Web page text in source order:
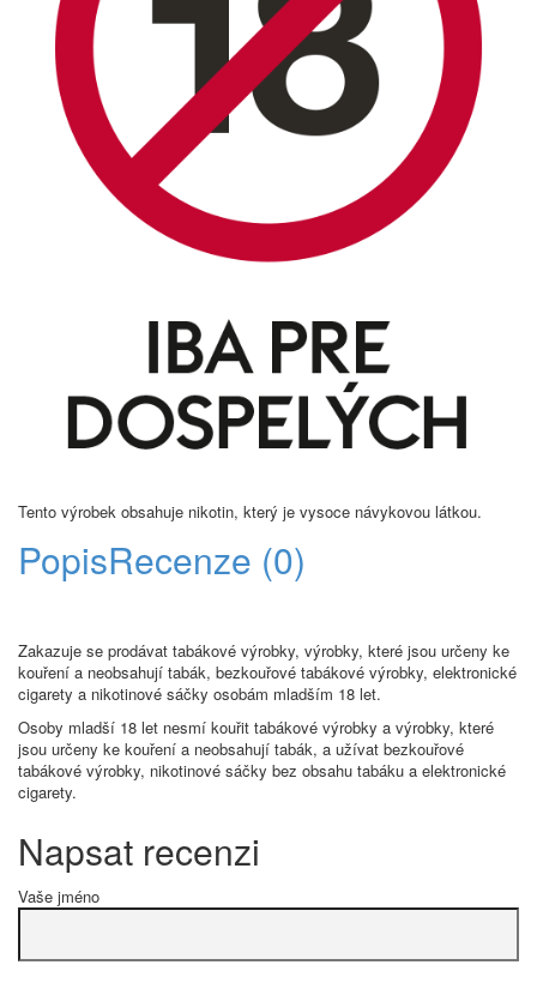
Tento výrobek obsahuje nikotin, který je vysoce návykovou látkou.
PopisRecenze (0)
Zakazuje se prodávat tabákové výrobky, výrobky, které jsou určeny ke
kouření a neobsahují tabák, bezkouřové tabákové výrobky, elektronické
cigarety a nikotinové sáčky osobám mladším 18 let.
Osoby mladší 18 let nesmí kouřit tabákové výrobky a výrobky, které
jsou určeny ke kouření a neobsahují tabák, a užívat bezkouřové
tabákové výrobky, nikotinové sáčky bez obsahu tabáku a elektronické
cigarety.
Napsat recenzi
Vaše jméno